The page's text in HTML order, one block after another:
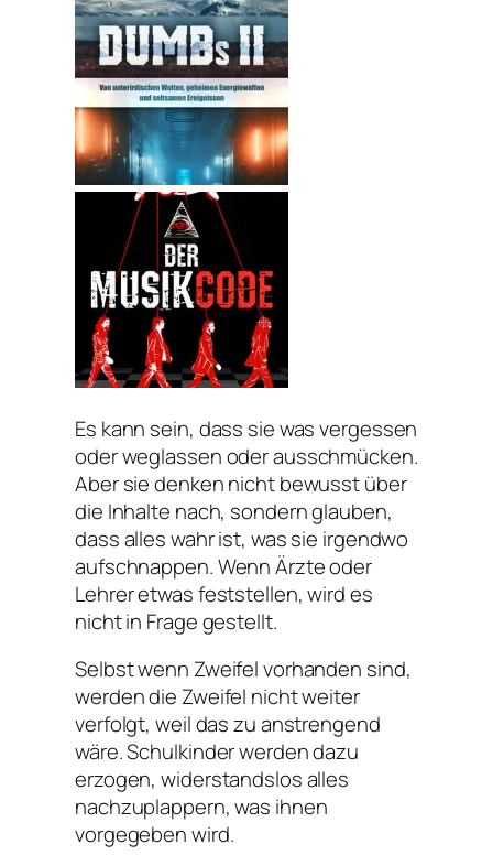
Es kann sein, dass sie was vergessen
oder weglassen oder ausschmücken.
Aber sie denken nicht bewusst über
die Inhalte nach, sondern glauben,
dass alles wahr ist, was sie irgendwo
aufschnappen. Wenn Ärzte oder
Lehrer etwas feststellen, wird es
nicht in Frage gestellt.
Selbst wenn Zweifel vorhanden sind,
werden die Zweifel nicht weiter
verfolgt, weil das zu anstrengend
wäre. Schulkinder werden dazu
erzogen, widerstandslos alles
nachzuplappern, was ihnen
vorgegeben wird.